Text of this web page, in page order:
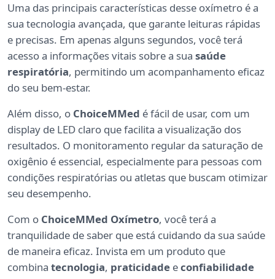
Uma das principais características desse oxímetro é a
sua tecnologia avançada, que garante leituras rápidas
e precisas. Em apenas alguns segundos, você terá
acesso a informações vitais sobre a sua saúde
respiratória, permitindo um acompanhamento eficaz
do seu bem-estar.
Além disso, o ChoiceMMed é fácil de usar, com um
display de LED claro que facilita a visualização dos
resultados. O monitoramento regular da saturação de
oxigênio é essencial, especialmente para pessoas com
condições respiratórias ou atletas que buscam otimizar
seu desempenho.
Com o ChoiceMMed Oxímetro, você terá a
tranquilidade de saber que está cuidando da sua saúde
de maneira eficaz. Invista em um produto que
combina tecnologia, praticidade econfiabilidade